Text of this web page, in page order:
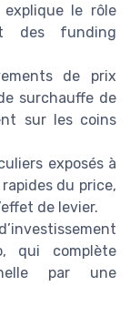
le rôle
des funding
de prix
surchauffe de
sur les coins
exposés à
du price,
de levier.
qui complète
par une